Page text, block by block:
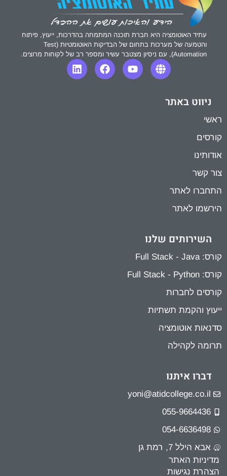
עתיד האוטומציה היא חברת תוכנה המתמחה בהדרכות, ייעוץ, פיתוח
והטמעה של מערכות בתחום של הבדיקות האוטומטיות (Test
Automation), עם ניסיון מצטבר עשיר ומספר רב של לקוחות מרוצים.
ניווט באתר
ראשי
קורסים
אודותינו
צור קשר
התחברו לאתר
הירשמו לאתר
השירותים שלנו
קורס: Full Stack - Java
קורס: Full Stack - Python
קורסים לחברות
ייעוץ והקמת תשתיות
סדנאות אוטומציה
תרומה לקהילה
דברו איתנו
yoni@atidcollege.co.il
055-9664436
054-6636498
אבא הילל 7, רמת גן
מדיניות האתר
הצהרת נגישות